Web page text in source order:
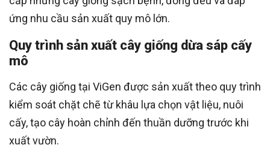
ứng nhu cầu sản xuất quy mô lớn.
Quy trình sản xuất cây giống dừa sáp cấy
mô
Các cây giống tại ViGen được sản xuất theo quy trình
kiểm soát chặt chẽ từ khâu lựa chọn vật liệu, nuôi
cấy, tạo cây hoàn chỉnh đến thuần dưỡng trước khi
xuất vườn.